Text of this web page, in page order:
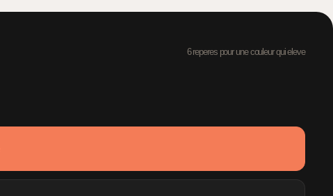
6 reperes pour une couleur qui eleve